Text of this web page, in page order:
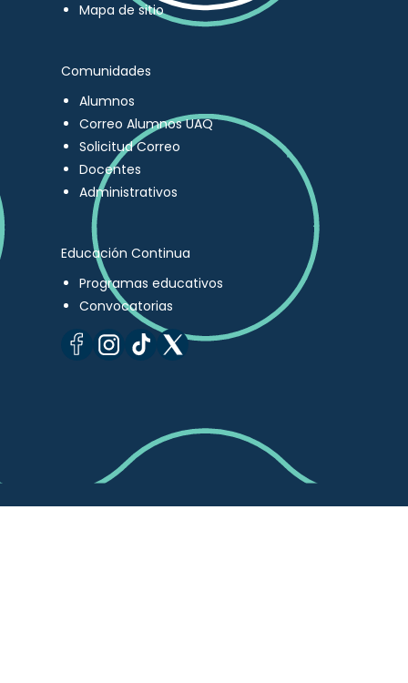
Mapa de sitio
Comunidades
Alumnos
Correo Alumnos UAQ
Solicitud Correo
Docentes
Administrativos
Educación Continua
Programas educativos
Convocatorias